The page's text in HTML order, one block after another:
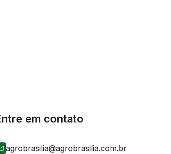
em contato
agrobrasilia@agrobrasilia.com.br